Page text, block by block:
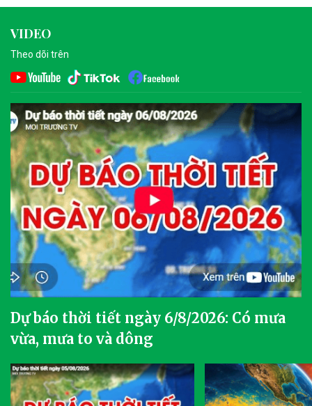
VIDEO
Theo dõi trên
Dự báo thời tiết ngày 6/8/2026: Có mưa
vừa, mưa to và dông